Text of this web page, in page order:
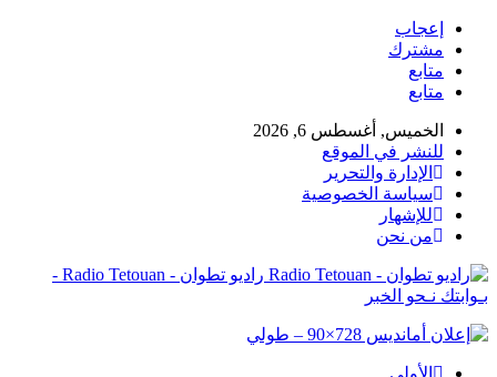
إعجاب
مشترك
متابع
متابع
الخميس, أغسطس 6, 2026
للنشر في الموقع
الإدارة والتحرير
سياسة الخصوصية
للإشهار
من نحن
راديو تطوان - Radio Tetouan -
بـوابتك نـحو الخبر
الأولى